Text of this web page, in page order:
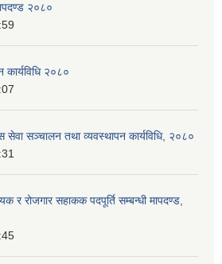
२०८०
कार्यविधि २०८०
सेवा सञ्चालन तथा व्यवस्थापन कार्यविधि, २०८०
र रोजगार सहाकक पदपूर्ति सम्बन्धी मापदण्ड,